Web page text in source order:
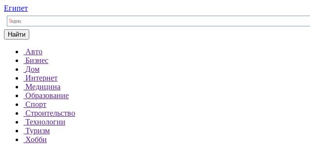
Египет
Найти
Авто
Бизнес
Дом
Интернет
Медицина
Образование
Спорт
Строительство
Технологии
Туризм
Хобби